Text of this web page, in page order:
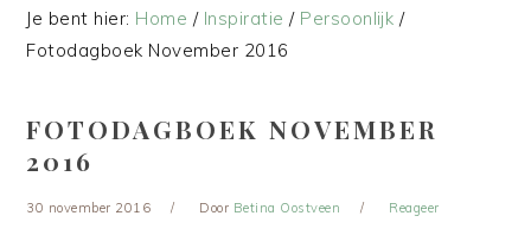
Je bent hier: Home / Inspiratie / Persoonlijk /
Fotodagboek November 2016
FOTODAGBOEK NOVEMBER
2016
30 november 2016 Door Betina Oostveen Reageer